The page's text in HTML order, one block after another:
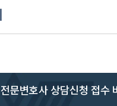
전문변호사 상담신청 접수